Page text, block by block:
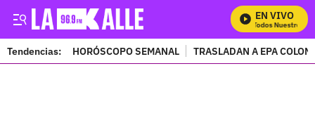
EN VIVO
Mira Todos Nuestros
Tendencias: HORÓSCOPO SEMANAL TRASLADAN A EPA